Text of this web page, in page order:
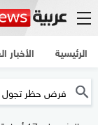
الرئيسية الأخبار